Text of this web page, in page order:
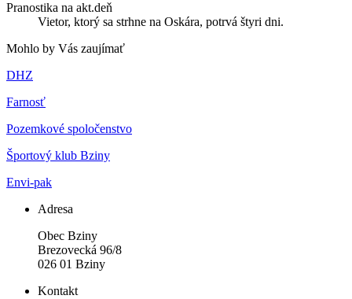
Pranostika na akt.deň
Vietor, ktorý sa strhne na Oskára, potrvá štyri dni.
Mohlo by Vás zaujímať
DHZ
Farnosť
Pozemkové spoločenstvo
Športový klub Bziny
Envi-pak
Adresa
Obec Bziny
Brezovecká 96/8
026 01 Bziny
Kontakt